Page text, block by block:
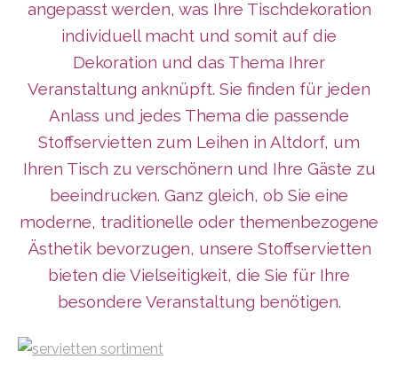
angepasst werden, was Ihre Tischdekoration
individuell macht und somit auf die
Dekoration und das Thema Ihrer
Veranstaltung anknüpft. Sie finden für jeden
Anlass und jedes Thema die passende
Stoffservietten zum Leihen in Altdorf, um
Ihren Tisch zu verschönern und Ihre Gäste zu
beeindrucken. Ganz gleich, ob Sie eine
moderne, traditionelle oder themenbezogene
Ästhetik bevorzugen, unsere Stoffservietten
bieten die Vielseitigkeit, die Sie für Ihre
besondere Veranstaltung benötigen.